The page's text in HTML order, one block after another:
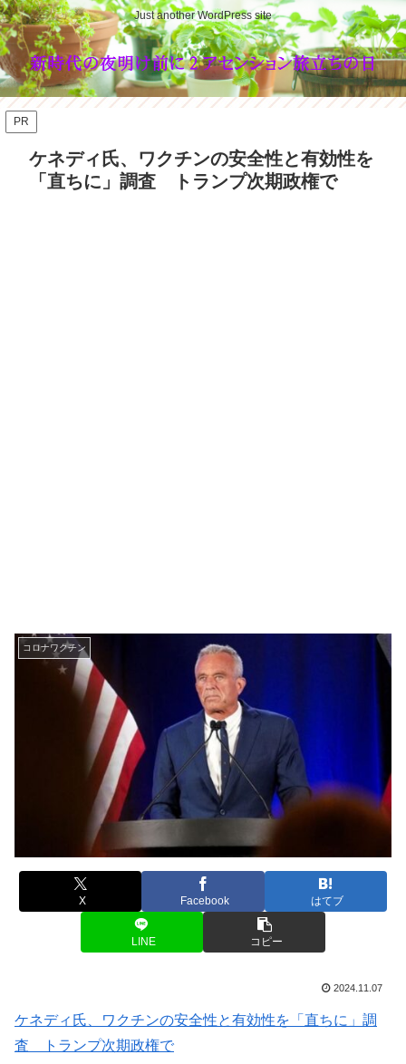
Just another WordPress site
PR
ケネディ氏、ワクチンの安全性と有効性を
「直ちに」調査 トランプ次期政権で
コロナワクチン
X Facebook はてブ
LINE コピー
2024.11.07
ケネディ氏、ワクチンの安全性と有効性を「直ちに」調
査 トランプ次期政権で